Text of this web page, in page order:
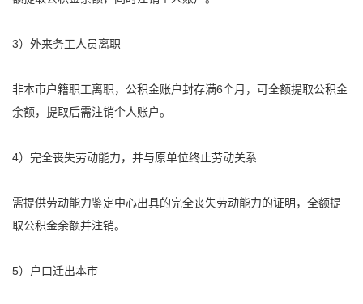
3）外来务工人员离职
非本市户籍职工离职， 公积金账户封存满6个月，可全额提取公积金
余额， 提取后需注销个人账户。
4）完全丧失劳动能力，并与原单位终止劳动关系
需提供劳动能力鉴定中心出具的完全丧失劳动能力的证明，全额提
取公积金余额并注销。
5）户口迁出本市